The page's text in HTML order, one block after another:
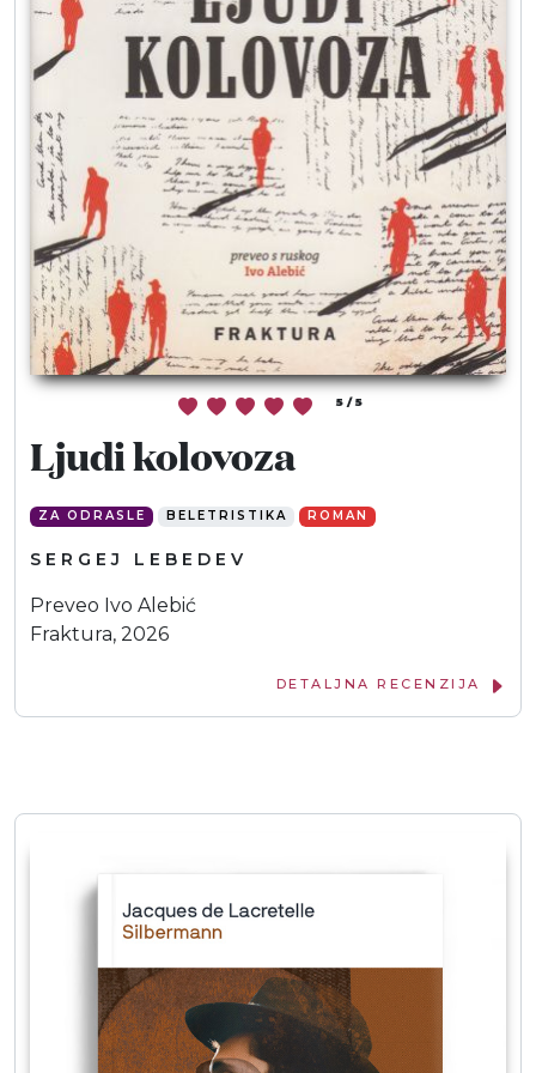
Moj GKMM
English
5 / 5
Ljudi kolovoza
ZA ODRASLE BELETRISTIKA ROMAN
SERGEJ LEBEDEV
Preveo Ivo Alebić
Fraktura, 2026
DETALJNA RECENZIJA